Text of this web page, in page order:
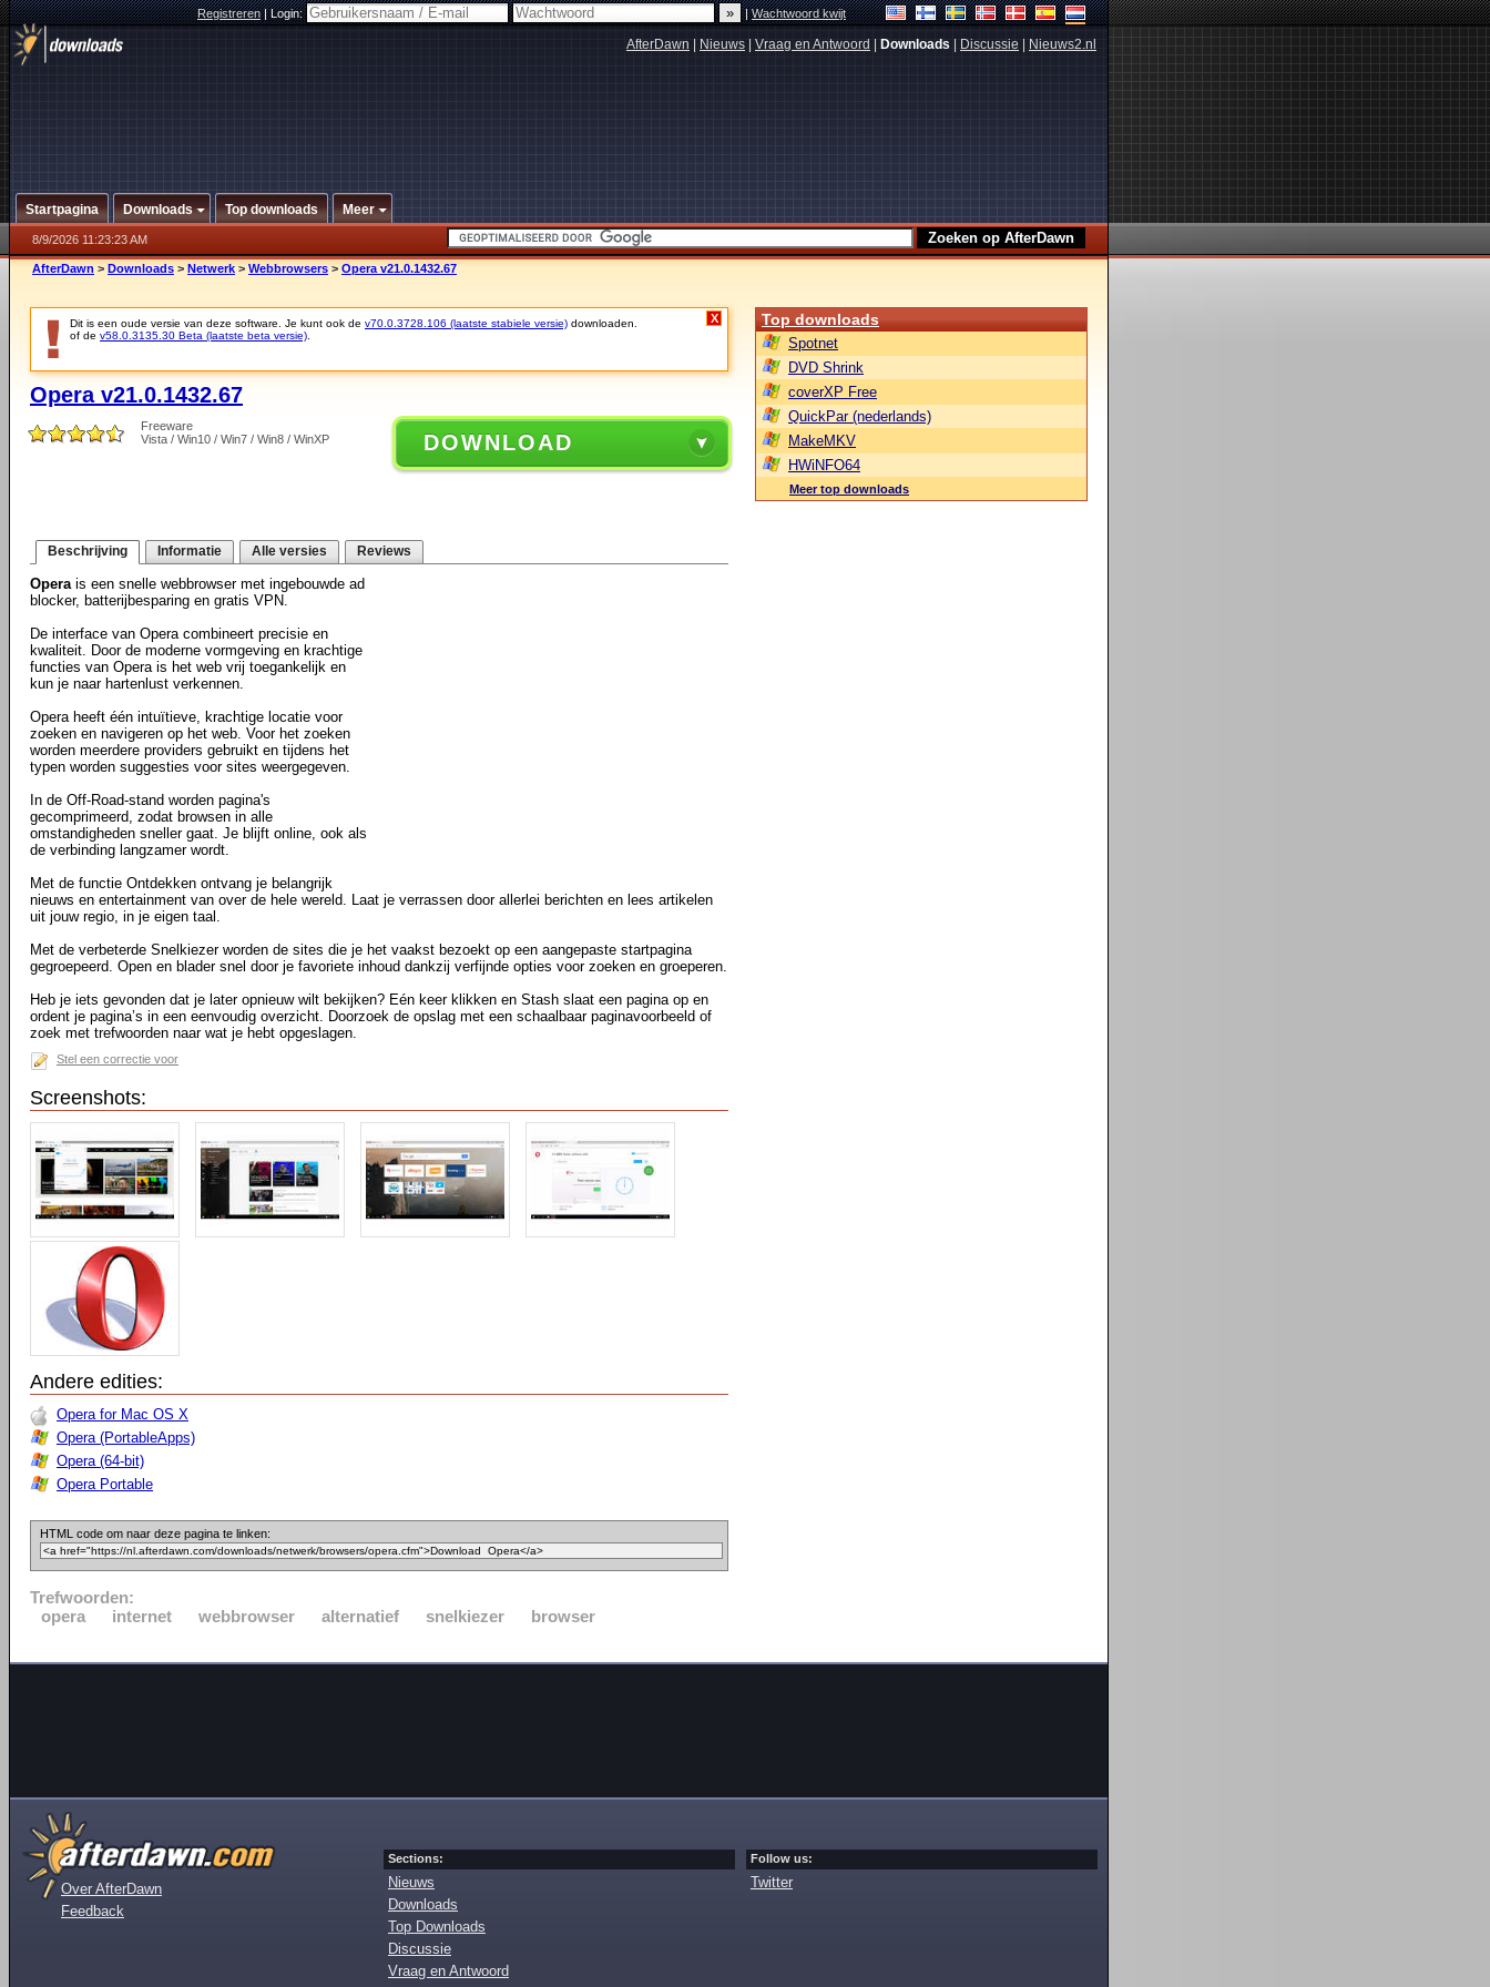
Registreren|Login: |Wachtwoord kwijt
AfterDawn Nieuws Vraag en Antwoord Downloads Discussie Nieuws2.nl
Startpagina Downloads Top downloads Meer
8/9/2026 11:23:23 AM
AfterDawn > Downloads > Netwerk > Webbrowsers > Opera v21.0.1432.67
Dit is een oude versie van deze software. Je kunt ook de v70.0.3728.106 (laatste stabiele versie) downloaden.
of de v58.0.3135.30 Beta (laatste beta versie)
X
Opera v21.0.1432.67
Freeware
Vista / Win10 / Win7 / Win8 / WinXP
DOWNLOAD
Beschrijving Informatie Alle versies Reviews
Operais een snelle webbrowser met ingebouwde ad
blocker, batterijbesparing en gratis VPN.
De interface van Opera combineert precisie en
kwaliteit. Door de moderne vormgeving en krachtige
functies van Opera is het web vrij toegankelijk en
kun je naar hartenlust verkennen.
Opera heeft één intuïtieve, krachtige locatie voor
zoeken en navigeren op het web. Voor het zoeken
worden meerdere providers gebruikt en tijdens het
typen worden suggesties voor sites weergegeven.
In de Off-Road-stand worden pagina's
gecomprimeerd, zodat browsen in alle
omstandigheden sneller gaat. Je blijft online, ook als
de verbinding langzamer wordt.
Met de functie Ontdekken ontvang je belangrijk
nieuws en entertainment van over de hele wereld. Laat je verrassen door allerlei berichten en lees artikelen
uit jouw regio, in je eigen taal.
Met de verbeterde Snelkiezer worden de sites die je het vaakst bezoekt op een aangepaste startpagina
gegroepeerd. Open en blader snel door je favoriete inhoud dankzij verfijnde opties voor zoeken en groeperen.
Heb je iets gevonden dat je later opnieuw wilt bekijken? Eén keer klikken en Stash slaat een pagina op en
ordent je pagina’s in een eenvoudig overzicht. Doorzoek de opslag met een schaalbaar paginavoorbeeld of
zoek met trefwoorden naar wat je hebt opgeslagen.
Stel een correctie voor
Screenshots:
Andere edities:
Opera for Mac OS X
Opera (PortableApps)
Opera (64-bit)
Opera Portable
HTML code om naar deze pagina te linken:
Trefwoorden:
opera
internet webbrowser alternatief snelkiezer browser
Top downloads
Spotnet
DVD Shrink
coverXP Free
QuickPar (nederlands)
MakeMKV
HWiNFO64
Meer top downloads
Over AfterDawn
Feedback
Sections:
Nieuws
Downloads
Top Downloads
Discussie
Vraag en Antwoord
Follow us:
Twitter